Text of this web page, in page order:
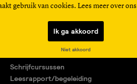
Editio Producties
gebruik van cookies. Lees meer over ons
Ik ga akkoord
Niet akkoord
Schrijfcursussen
Leesrapport/begeleiding